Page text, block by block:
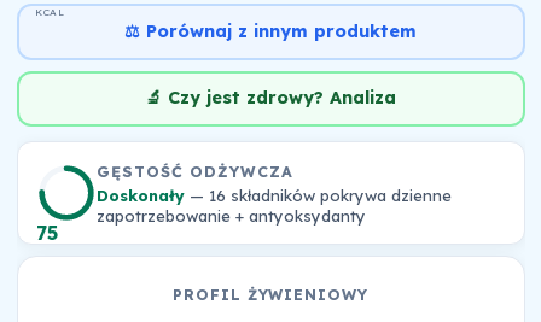
KCAL
⚖️ Porównaj z innym produktem
🔬 Czy jest zdrowy? Analiza
75
GĘSTOŚĆ ODŻYWCZA
Doskonały— 16 składników pokrywa dzienne
zapotrzebowanie + antyoksydanty
PROFIL ŻYWIENIOWY